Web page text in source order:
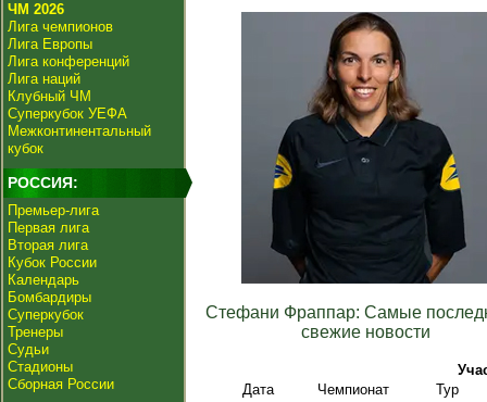
ЧМ 2026
Лига чемпионов
Лига Европы
Лига конференций
Лига наций
Клубный ЧМ
Суперкубок УЕФА
Межконтинентальный
кубок
РОССИЯ:
Премьер-лига
Первая лига
Вторая лига
Кубок России
Календарь
Бомбардиры
Суперкубок
Тренеры
Судьи
Стадионы
Сборная России
Стефани Фраппар: Самые
свежие новости
Дата
Чемпионат
Тур